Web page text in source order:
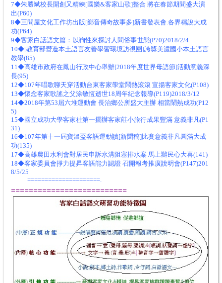
7◆朱勝斌校長開創又精練[國樂&客家山歌]整合 將在春節期間盛大演
出(P60)
8◆三間屋文化工作坊出版[鄉音傳奇故事多]新書發表會.各界稱說大成
功(P64)
9◆客家白話語文篇：以狗性來探討人間俗事世態(P70)2018/2/4
10◆[教育部營造本土語言友善學習環境訪視團]誇獎美濃國小本土語言
教學(85)
11◆高雄市政府在鳳山行政中心舉辦[2018年度世界母語節]活動意義深
長(95)
12◆107年唱歌聊天穿活動台東客家學堂鬧熱滾滾 宣揚客家文化(P108)
13◆懷念客家歌謠之父涂敏恆逝世18周年紀念報導(P119)2018/3/12
14◆2018年第53屆六堆運動會 長治鄉公所盛大主辦 相當鬧熱成功(P12
5)
15◆國立成功大學客家社第一擺辦客家莊小旅行成果豐滿 意義非凡(P1
31)
16◆107年第十一屆寶溫盃客語運動讀[新聞稿]比賽意義非凡圓滿大成
功(135)
17◆高雄農田水利會對居民申訴水溝阻塞排水案 馬上辦民心大喜(141)
18◆客家委員會掙力提昇客語能力認證 召開報考推廣說明會(P147)201
8/5/25
=====================.
==========================